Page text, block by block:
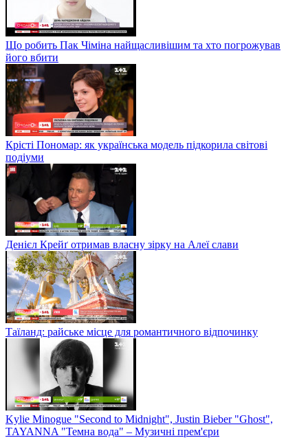
Що робить Пак Чіміна найщасливішим та хто погрожував
його вбити
Крісті Пономар: як українська модель підкорила світові
подіуми
Денієл Крейґ отримав власну зірку на Алеї слави
Таїланд: райське місце для романтичного відпочинку
Kylie Minogue "Second to Midnight", Justin Bieber "Ghost",
TAYANNA "Темна вода" – Музичні прем'єри